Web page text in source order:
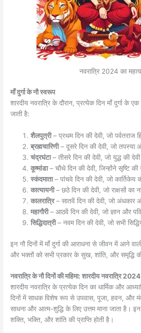
नवरात्रि 2024 का महत्व
माँ दुर्गा के नौ स्वरूप
शारदीय नवरात्रि के दौरान, प्रत्येक दिन माँ दुर्गा के
जाती है:
शैलपुत्री– प्रथम दिन की देवी, जो पर्वतराज
ब्रह्मचारिणी– दूसरे दिन की देवी, जो तपस्या
चंद्रघंटा– तीसरे दिन की देवी, जो युद्ध की देवी
कूष्मांडा– चौथे दिन की देवी, जिन्होंने सृष्टि की
स्कंदमाता– पांचवे दिन की देवी, जो कार्तिकेय
कात्यायनी– छठे दिन की देवी, जो राक्षसों का
कालरात्रि– सातवें दिन की देवी, जो अंधकार
महागौरी– आठवें दिन की देवी, जो ज्ञान और
सिद्धिदात्री– नवम दिन की देवी, जो सभी
इन नौ दिनों में माँ दुर्गा की आराधना से जीवन में आने
और भक्तों को सभी प्रकार के सुख, शांति, और समृद्धि की
नवरात्रि के नौ दिनों की महिमा: शारदीय नवरात्रि2024
शारदीय नवरात्रि के प्रत्येक दिन का धार्मिक और
दिनों में साधक विशेष रूप से उपवास, पूजा, हवन, और
साधना और आत्म-शुद्धि के लिए उत्तम माना जाता है।
शक्ति, भक्ति, और शांति की प्राप्ति होती है।